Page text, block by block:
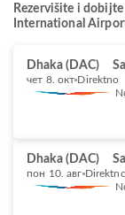
Rezervišite i
International
Dhaka (DAC)
чет 8. окт Direktno
Dhaka (DAC)
пон 10. авг